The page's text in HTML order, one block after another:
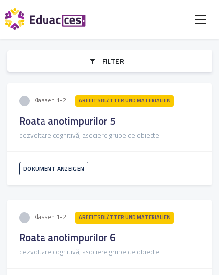
FILTER
Klassen 1-2 ARBEITSBLÄTTER UND MATERIALIEN
Roata anotimpurilor 5
dezvoltare cognitivă, asociere grupe de obiecte
DOKUMENT ANZEIGEN
Klassen 1-2 ARBEITSBLÄTTER UND MATERIALIEN
Roata anotimpurilor 6
dezvoltare cognitivă, asociere grupe de obiecte